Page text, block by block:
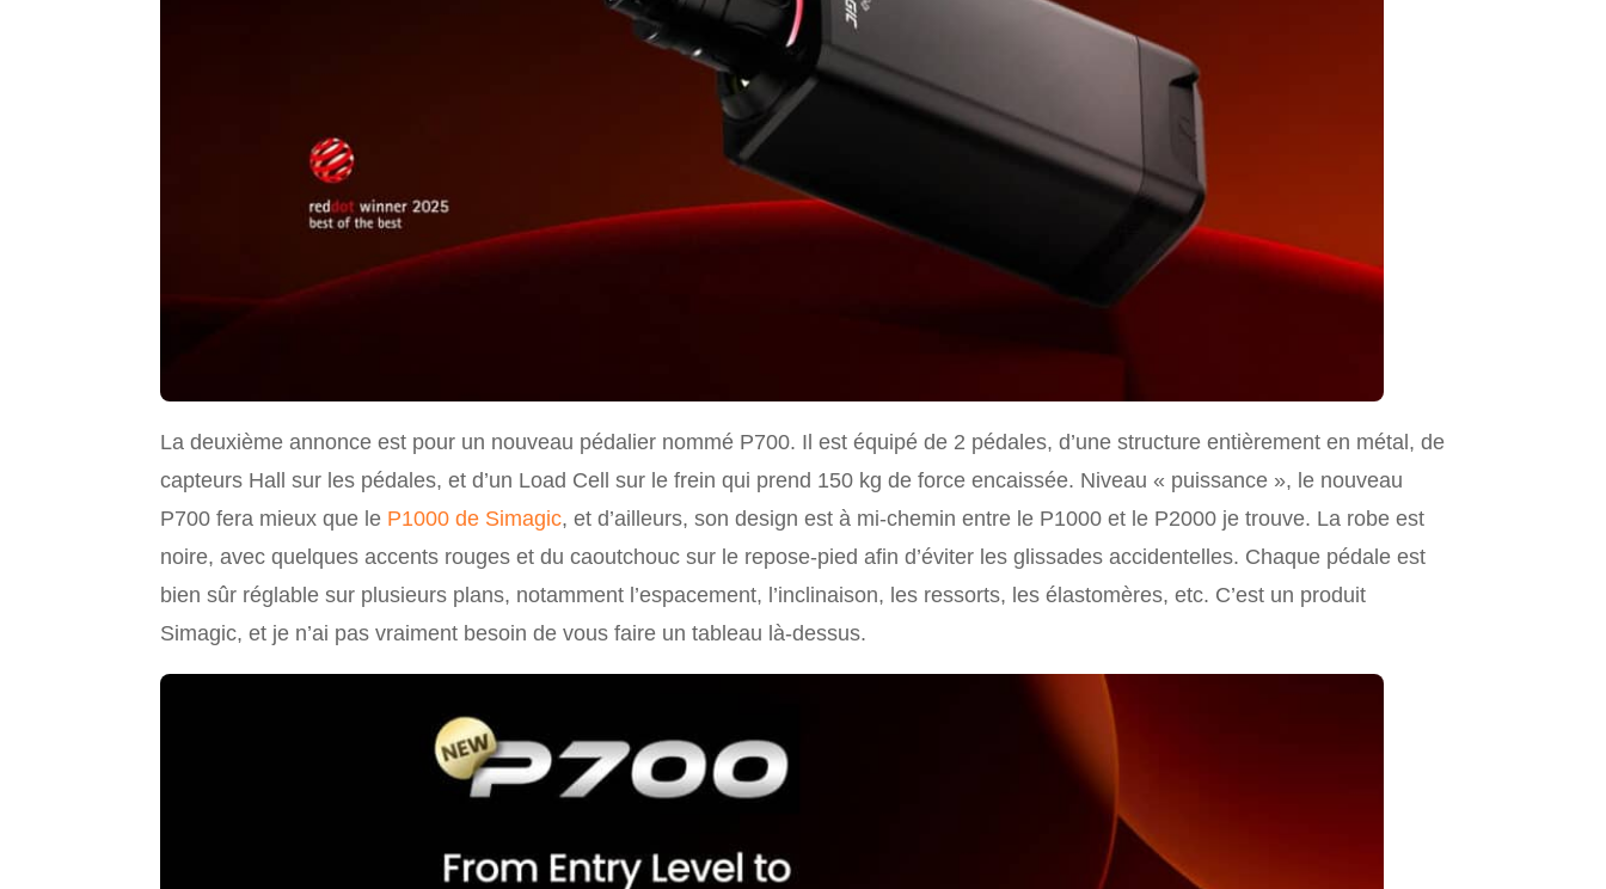
La deuxième annonce est pour un nouveau pédalier nommé P700. Il est équipé de 2 pédales, d’une structure entièrement en métal, de
capteurs Hall sur les pédales, et d’un Load Cell sur le frein qui prend 150 kg de force encaissée. Niveau « puissance », le nouveau
P700 fera mieux que le P1000 de Simagic, et d’ailleurs, son design est à mi-chemin entre le P1000 et le P2000 je trouve. La robe est
noire, avec quelques accents rouges et du caoutchouc sur le repose-pied afin d’éviter les glissades accidentelles. Chaque pédale est
bien sûr réglable sur plusieurs plans, notamment l’espacement, l’inclinaison, les ressorts, les élastomères, etc. C’est un produit
Simagic, et je n’ai pas vraiment besoin de vous faire un tableau là-dessus.